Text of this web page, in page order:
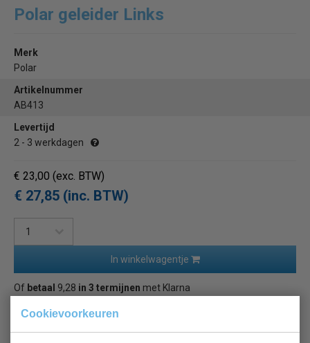
Cookievoorkeuren
Polar geleider Links
Merk
Polar
Artikelnummer
AB413
Levertijd
2 - 3 werkdagen
€ 23,00 (exc. BTW)
€ 27,85 (inc. BTW)
In winkelwagentje
Of betaal 9,28 in 3 termijnen met Klarna